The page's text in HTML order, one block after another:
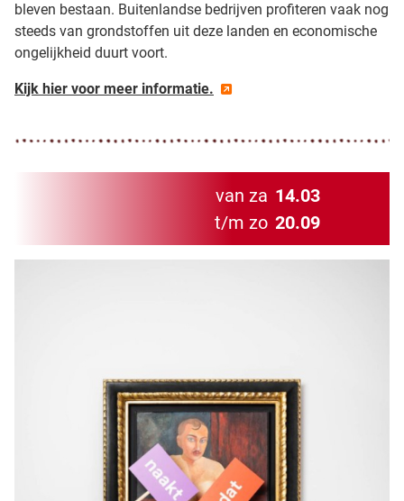
bleven bestaan. Buitenlandse bedrijven profiteren vaak nog
steeds van grondstoffen uit deze landen en economische
ongelijkheid duurt voort.
Kijk hier voor meer informatie.
van za 14.03
t/m zo 20.09